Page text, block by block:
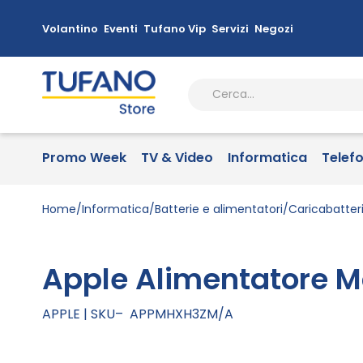
Volantino Eventi Tufano Vip Servizi Negozi
Promo Week TV & Video Informatica
Home Informatica Batterie e alimentatori
Apple Alimentatore
APPLE SKU APPMHXH3ZM/A